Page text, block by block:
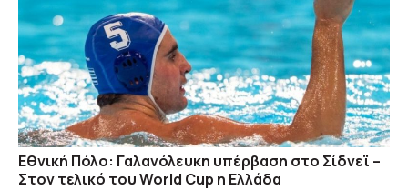
Εθνική Πόλο: Γαλανόλευκη υπέρβαση στο Σίδνεϊ –
Στον τελικό του World Cup η Ελλάδα